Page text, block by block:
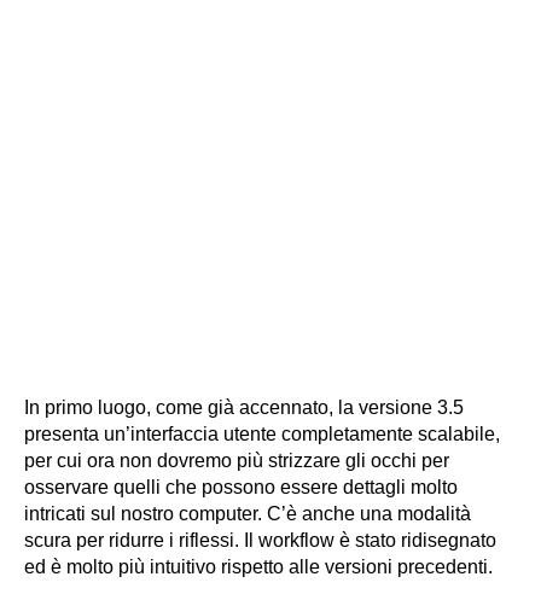
In primo luogo, come già accennato, la versione 3.5
presenta un’interfaccia utente completamente scalabile,
per cui ora non dovremo più strizzare gli occhi per
osservare quelli che possono essere dettagli molto
intricati sul nostro computer. C’è anche una modalità
scura per ridurre i riflessi. Il workflow è stato ridisegnato
ed è molto più intuitivo rispetto alle versioni precedenti.